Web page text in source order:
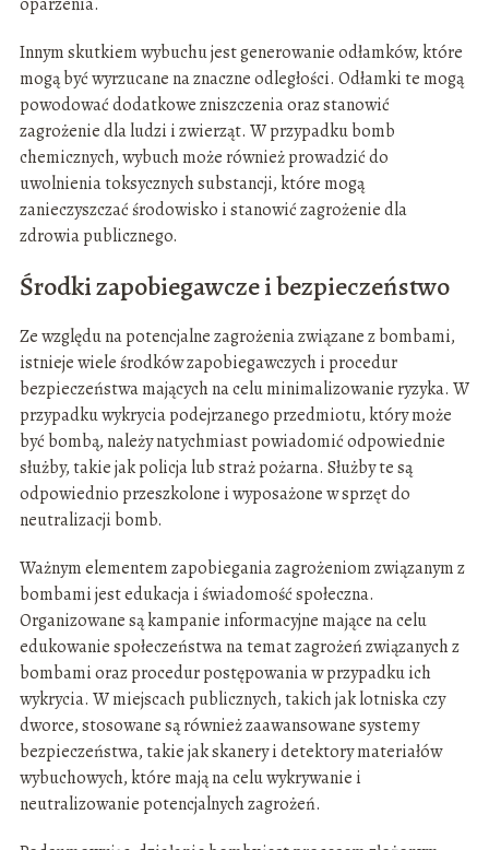
Innym skutkiem wybuchu jest generowanie odłamków, które
mogą być wyrzucane na znaczne odległości. Odłamki te mogą
powodować dodatkowe zniszczenia oraz stanowić
zagrożenie dla ludzi i zwierząt. W przypadku bomb
chemicznych, wybuch może również prowadzić do
uwolnienia toksycznych substancji, które mogą
zanieczyszczać środowisko i stanowić zagrożenie dla
zdrowia publicznego.
Środki zapobiegawcze i bezpieczeństwo
Ze względu na potencjalne zagrożenia związane z bombami,
istnieje wiele środków zapobiegawczych i procedur
bezpieczeństwa mających na celu minimalizowanie ryzyka. W
przypadku wykrycia podejrzanego przedmiotu, który może
być bombą, należy natychmiast powiadomić odpowiednie
służby, takie jak policja lub straż pożarna. Służby te są
odpowiednio przeszkolone i wyposażone w sprzęt do
neutralizacji bomb.
Ważnym elementem zapobiegania zagrożeniom związanym z
bombami jest edukacja i świadomość społeczna.
Organizowane są kampanie informacyjne mające na celu
edukowanie społeczeństwa na temat zagrożeń związanych z
bombami oraz procedur postępowania w przypadku ich
wykrycia. W miejscach publicznych, takich jak lotniska czy
dworce, stosowane są również zaawansowane systemy
bezpieczeństwa, takie jak skanery i detektory materiałów
wybuchowych, które mają na celu wykrywanie i
neutralizowanie potencjalnych zagrożeń.